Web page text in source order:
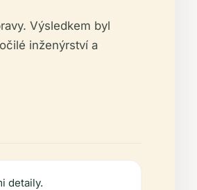
Výsledkem byl
inženýrství a
detaily.